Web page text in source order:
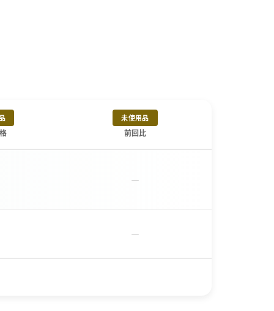
未使用品
前回比
－
－